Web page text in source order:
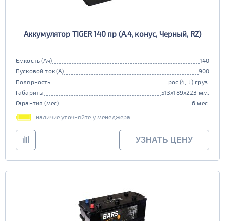
Аккумулятор TIGER 140 пр (A.4, конус, Черный, RZ)
Емкость (Ач)
140
Пусковой ток (А)
900
Полярность
рос (4, L) груз.
Габариты
513x189x223 мм.
Гарантия (мес)
6 мес.
наличие уточняйте у менеджера
УЗНАТЬ ЦЕНУ